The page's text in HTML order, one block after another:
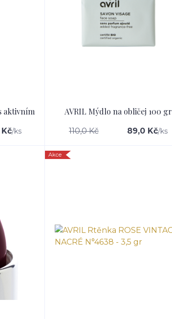
aktivním
/ks
AVRIL Mýdlo na obličej 100 gr
110,0 Kč 89,0 Kč/ks
Akce